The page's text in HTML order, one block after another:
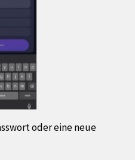
oder eine neue